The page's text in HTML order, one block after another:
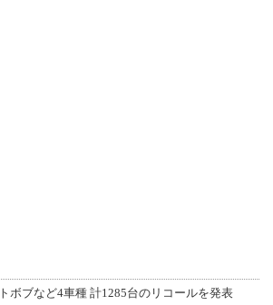
ボブなど4車種 計1285台のリコールを発表